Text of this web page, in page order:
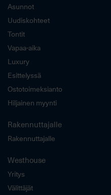
Asunnot
Uudiskohteet
Tontit
Vapaa-aika
Luxury
Esittelyssä
Ostotoimeksianto
Hiljainen myynti
Rakennuttajalle
Rakennuttajalle
Westhouse
Yritys
Välittäjät